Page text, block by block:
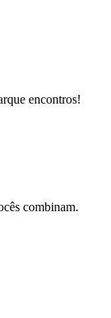
encontros!
combinam.